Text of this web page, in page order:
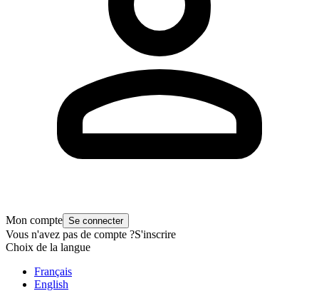
Mon compte Se connecter
Vous n'avez pas de compte ?S'inscrire
Choix de la langue
Français
English